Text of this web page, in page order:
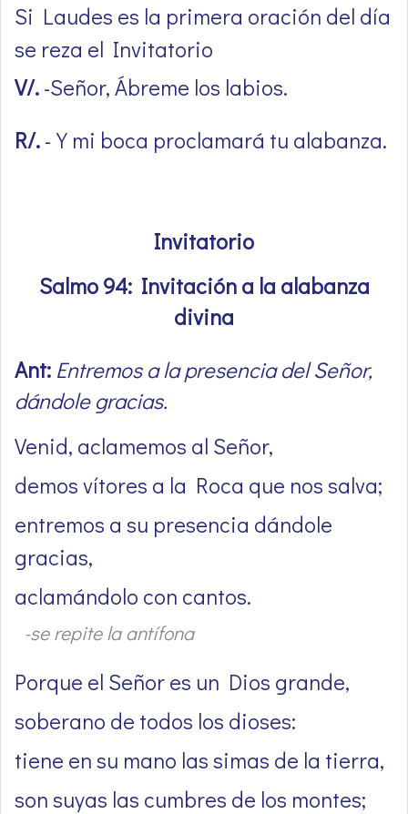
Si Laudes es la primera oración del día
se reza el Invitatorio
V/.-Señor, Ábreme los labios.
R/.-Y mi boca proclamará tu alabanza.
Invitatorio
Salmo 94: Invitación a la alabanza
divina
Ant: Entremos a la presencia del Señor,
dándole gracias.
Venid, aclamemos al Señor,
demos vítores a la Roca que nos salva;
entremos a su presencia dándole
gracias,
aclamándolo con cantos.
-se repite la antífona
Porque el Señor es un Dios grande,
soberano de todos los dioses:
tiene en su mano las simas de la tierra,
son suyas las cumbres de los montes;